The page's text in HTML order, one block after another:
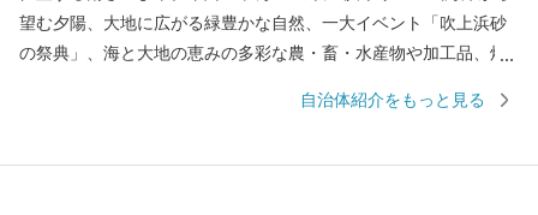
望む夕陽、大地に広がる緑豊かな自然、一大イベント「吹上浜砂
の祭典」、海と大地の恵みの多彩な農・畜・水産物や加工品、焼
税を通して、南さつま市の魅力あふれる特産品をお返しさせてい
自治体紹介をもっと見る